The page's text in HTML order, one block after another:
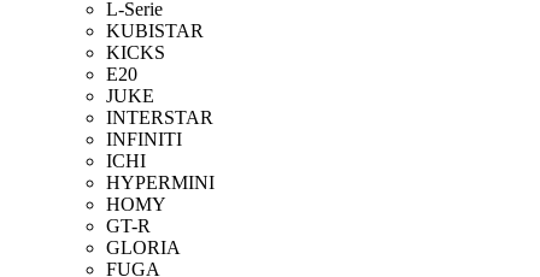
L-Serie
KUBISTAR
KICKS
E20
JUKE
INTERSTAR
INFINITI
ICHI
HYPERMINI
HOMY
GT-R
GLORIA
FUGA